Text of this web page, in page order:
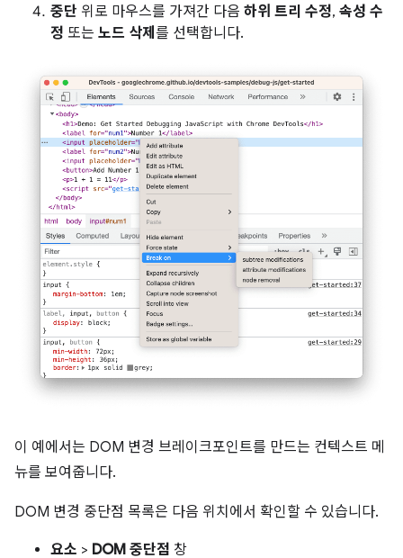
중단 위로 마우스를 가져간 다음 하위 트리 수정, 속성 수
정 또는 노드 삭제 를 선택합니다.
이 예에서는 DOM 변경 브레이크포인트를 만드는 컨텍스트 메
뉴를 보여줍니다.
DOM 변경 중단점 목록은 다음 위치에서 확인할 수 있습니다.
요소 > DOM 중단점 창